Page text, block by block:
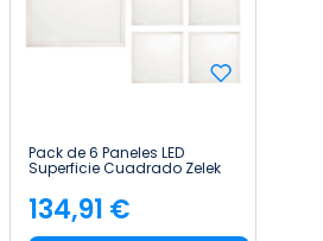
Pack de 6 Paneles LED
Superficie Cuadrado Zelek
38W 5200lm 60x60x2cm
4000K Blanco 50000H
SECOM
Precio
134,91 €